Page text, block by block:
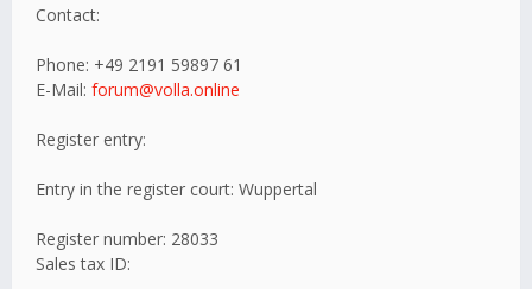
Contact:
Phone: +49 2191 59897 61
E-Mail: forum@volla.online
Register entry:
Entry in the register court: Wuppertal
Register number: 28033
Sales tax ID: